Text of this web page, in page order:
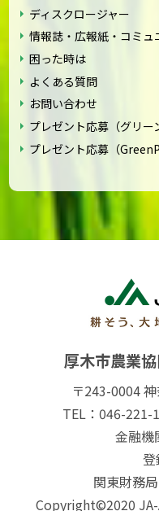
ディスクロージャー
情報誌・広報紙・コミュ
困った時は
よくある質問
お問い合わせ
プレゼント応募（グリー
プレゼント応募（
厚木市農業
〒243-0004
TEL：046-221-
金融機
関東財務
Copyright©2020 JA-